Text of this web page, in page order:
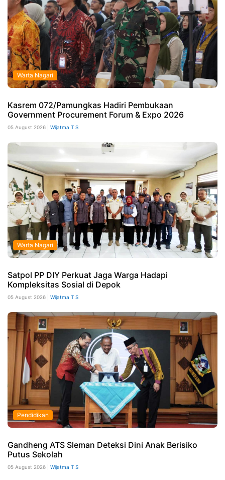
Warta Nagari
Kasrem 072/Pamungkas Hadiri Pembukaan
Government Procurement Forum & Expo 2026
05 August 2026 | Wijatma T S
Warta Nagari
Satpol PP DIY Perkuat Jaga Warga Hadapi
Kompleksitas Sosial di Depok
05 August 2026 | Wijatma T S
Pendidikan
Gandheng ATS Sleman Deteksi Dini Anak Berisiko
Putus Sekolah
05 August 2026 | Wijatma T S